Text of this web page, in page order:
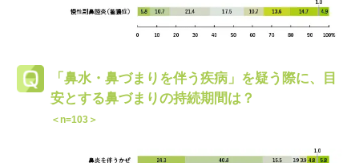
「鼻水・鼻づまりを伴う疾病」を疑う際に、
目
安とする鼻づまりの持続期間は？
＜n=103＞